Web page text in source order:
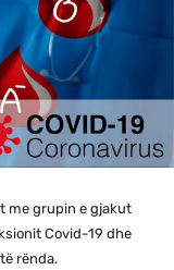
me grupin e gjakut
Covid-19 dhe
rënda.